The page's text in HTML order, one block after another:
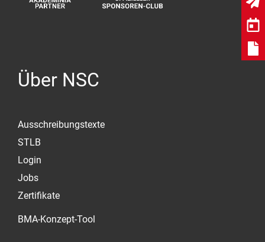
Über NSC
Ausschreibungstexte
STLB
Login
Jobs
Zertifikate
BMA-Konzept-Tool